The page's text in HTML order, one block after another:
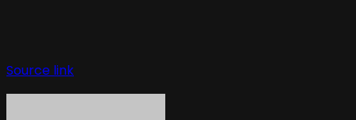
Source link